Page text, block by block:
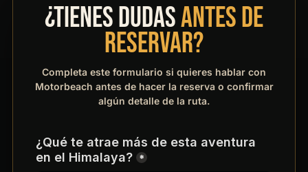
¿TIENES DUDASANTES DE
RESERVAR?
Completa este formulario si quieres hablar con
Motorbeach antes de hacer la reserva o confirmar
algún detalle de la ruta.